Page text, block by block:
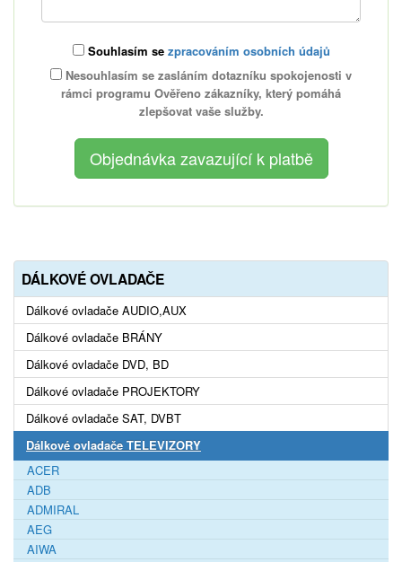
Souhlasím se zpracováním osobních údajů
Nesouhlasím se zasláním dotazníku spokojenosti v
rámci programu Ověřeno zákazníky, který pomáhá
zlepšovat vaše služby.
DÁLKOVÉ OVLADAČE
Dálkové ovladače AUDIO,AUX
Dálkové ovladače BRÁNY
Dálkové ovladače DVD, BD
Dálkové ovladače PROJEKTORY
Dálkové ovladače SAT, DVBT
Dálkové ovladače TELEVIZORY
ACER
ADB
ADMIRAL
AEG
AIWA